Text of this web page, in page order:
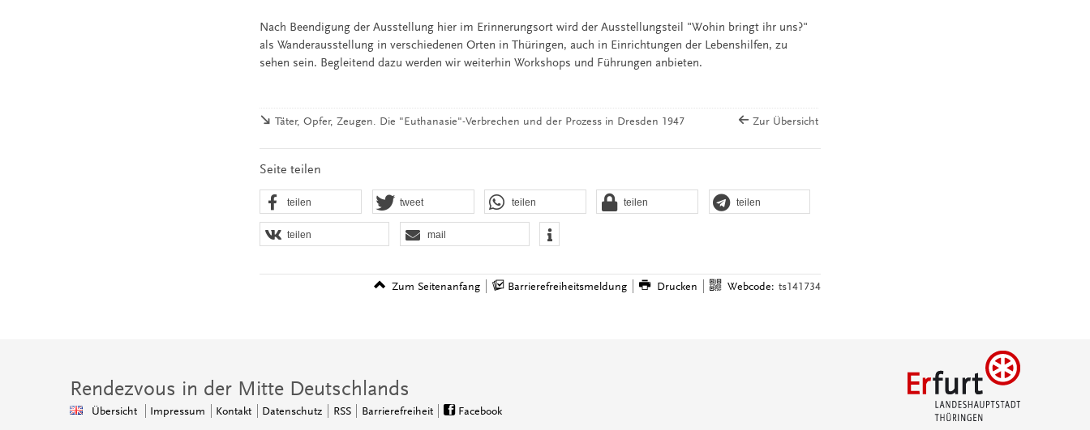
Nach Beendigung der Ausstellung hier im Erinnerungsort wird der Ausstellungsteil "Wohin bringt ihr uns?"
als Wanderausstellung in verschiedenen Orten in Thüringen, auch in Einrichtungen der Lebenshilfen, zu
sehen sein. Begleitend dazu werden wir weiterhin Workshops und Führungen anbieten.
Täter, Opfer, Zeugen. Die "Euthanasie"-Verbrechen und der Prozess in Dresden 1947 Zur Übersicht
Seite teilen
teilen tweet teilen teilen teilen
teilen mail
Zum Seitenanfang Barrierefreiheitsmeldung Drucken Webcode: ts141734
Rendezvous in der Mitte Deutschlands
Übersicht Impressum Kontakt Datenschutz RSS Barrierefreiheit Facebook